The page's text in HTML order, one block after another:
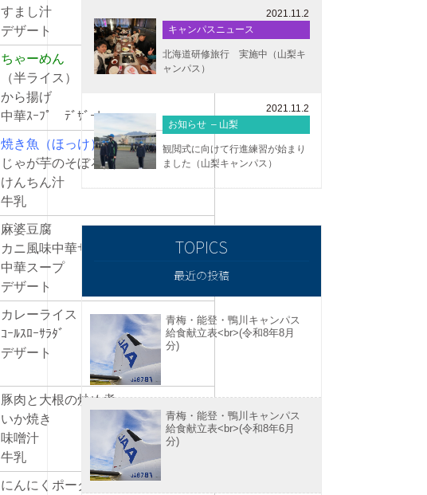
すまし汁
デザート
ちゃーめん
（半ライス）
から揚げ
中華ｽｰﾌﾟ ﾃﾞｻﾞｰﾄ
焼き魚（ほっけ）
じゃが芋のそぼろ煮
けんちん汁
牛乳
麻婆豆腐
カニ風味中華サラダ
中華スープ
デザート
カレーライス
ｺｰﾙｽﾛｰｻﾗﾀﾞ
デザート
豚肉と大根の炒め煮
いか焼き
味噌汁
牛乳
にんにくポークソテー
2021.11.2
キャンパスニュース
北海道研修旅行 実施中（山梨キ
ャンパス）
2021.11.2
お知らせ – 山梨
観閲式に向けて行進練習が始まり
ました（山梨キャンパス）
最近の投稿
青梅・能登・鴨川キャンパス
給食献立表<br>(令和8年8月
分)
青梅・能登・鴨川キャンパス
給食献立表<br>(令和8年6月
分)